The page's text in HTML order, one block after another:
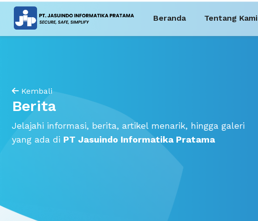
Beranda Tentang Kami
Kembali
Berita
Jelajahi informasi, berita, artikel menarik, hingga galeri
yang ada di PT Jasuindo Informatika Pratama